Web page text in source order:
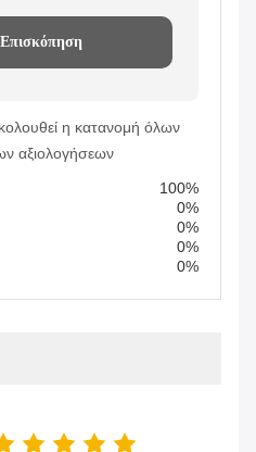
η κατανομή όλων
αξιολογήσεων
100%
0%
0%
0%
0%